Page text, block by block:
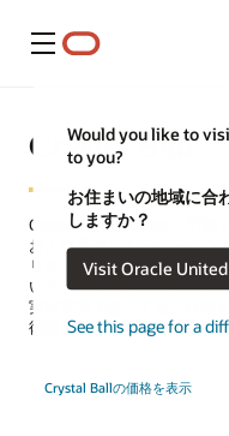
メニュー
Would you like to
to you?
お住まいの地域に合
しますか？
Visit Oracle
See this page for a
Crystal Ball
Oracle Crystal Ballは、予測
および最適化を行うための
リケーションであり、リス
いインサイトを提供します
実な市場であっても、目標
術的決定を下すことができ
Crystal Ballの価格を表示